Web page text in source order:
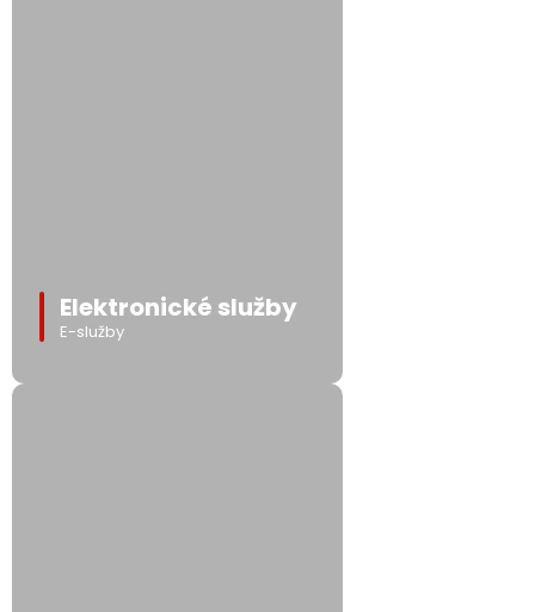
Elektronické služby
E-služby